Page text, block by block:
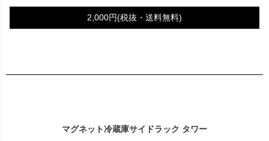
2,000円(税抜・送料無料)
マグネット冷蔵庫サイドラック タワー